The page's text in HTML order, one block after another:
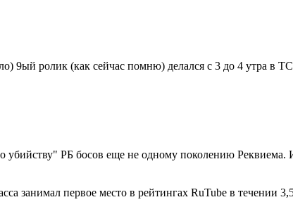
9ый ролик (как сейчас помню) делался с 3 до 4 утра в
РБ босов еще не одному поколению
занимал первое место в рейтингах RuTube в течении